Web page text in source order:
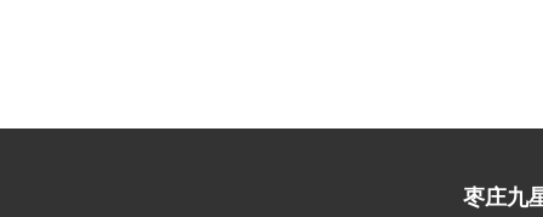
枣庄九